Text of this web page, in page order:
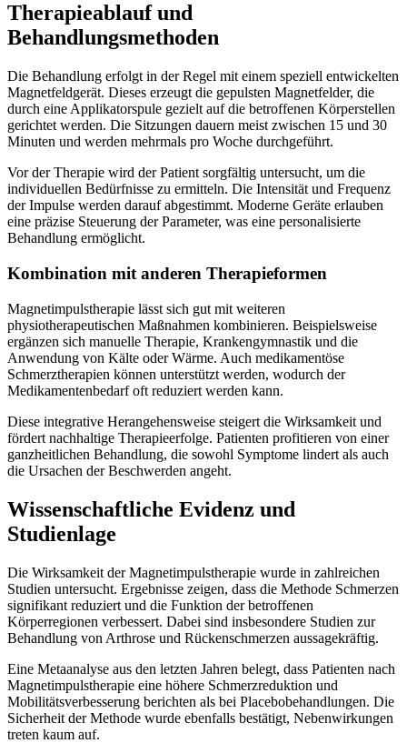
Therapieablauf und
Behandlungsmethoden
Die Behandlung erfolgt in der Regel mit einem speziell entwickelten
Magnetfeldgerät. Dieses erzeugt die gepulsten Magnetfelder, die
durch eine Applikatorspule gezielt auf die betroffenen Körperstellen
gerichtet werden. Die Sitzungen dauern meist zwischen 15 und 30
Minuten und werden mehrmals pro Woche durchgeführt.
Vor der Therapie wird der Patient sorgfältig untersucht, um die
individuellen Bedürfnisse zu ermitteln. Die Intensität und Frequenz
der Impulse werden darauf abgestimmt. Moderne Geräte erlauben
eine präzise Steuerung der Parameter, was eine personalisierte
Behandlung ermöglicht.
Kombination mit anderen Therapieformen
Magnetimpulstherapie lässt sich gut mit weiteren
physiotherapeutischen Maßnahmen kombinieren. Beispielsweise
ergänzen sich manuelle Therapie, Krankengymnastik und die
Anwendung von Kälte oder Wärme. Auch medikamentöse
Schmerztherapien können unterstützt werden, wodurch der
Medikamentenbedarf oft reduziert werden kann.
Diese integrative Herangehensweise steigert die Wirksamkeit und
fördert nachhaltige Therapieerfolge. Patienten profitieren von einer
ganzheitlichen Behandlung, die sowohl Symptome lindert als auch
die Ursachen der Beschwerden angeht.
Wissenschaftliche Evidenz und
Studienlage
Die Wirksamkeit der Magnetimpulstherapie wurde in zahlreichen
Studien untersucht. Ergebnisse zeigen, dass die Methode Schmerzen
signifikant reduziert und die Funktion der betroffenen
Körperregionen verbessert. Dabei sind insbesondere Studien zur
Behandlung von Arthrose und Rückenschmerzen aussagekräftig.
Eine Metaanalyse aus den letzten Jahren belegt, dass Patienten nach
Magnetimpulstherapie eine höhere Schmerzreduktion und
Mobilitätsverbesserung berichten als bei Placebobehandlungen. Die
Sicherheit der Methode wurde ebenfalls bestätigt, Nebenwirkungen
treten kaum auf.